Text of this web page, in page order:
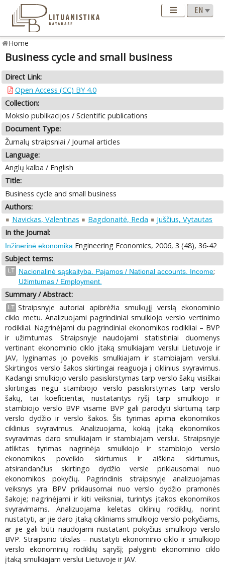
Home
Business cycle and small business
Direct Link:
Open Access (CC) BY 4.0
Collection:
Mokslo publikacijos / Scientific publications
Document Type:
Žurnalų straipsniai / Journal articles
Language:
Anglų kalba / English
Title:
Business cycle and small business
Authors:
Navickas, Valentinas
Bagdonaitė, Reda
Juščius, Vytautas
In the Journal:
Inžinerinė ekonomika Engineering Economics, 2006, 3 (48), 36-42
Subject terms:
LT Nacionalinė sąskaityba. Pajamos / National accounts. Income;
Užimtumas / Employment.
Summary / Abstract:
LT Straipsnyje autoriai apibrėžia smulkųjį verslą ekonominio
ciklo metu. Analizuojami pagrindiniai smulkiojo verslo vertinimo
rodikliai. Nagrinėjami du pagrindiniai ekonomikos rodikliai – BVP
ir užimtumas. Straipsnyje naudojami statistiniai duomenys
vertinant ekonominio ciklo įtaką smulkiajam verslui Lietuvoje ir
JAV, lyginamas jo poveikis smulkiajam ir stambiajam verslui.
Skirtingos verslo šakos skirtingai reaguoja į ciklinius svyravimus.
Kadangi smulkiojo verslo pasiskirstymas tarp verslo šakų visiškai
skirtingas negu stambiojo verslo pasiskirstymas tarp verslo
šakų, tai koeficientai, nustatantys ryšį tarp smulkiojo ir
stambiojo verslo BVP visame BVP gali parodyti skirtumą tarp
verslo dydžio ir verslo šakos. Šis tyrimas apima ekonomikos
ciklinius svyravimus. Analizuojama, kokią įtaką ekonomikos
svyravimas daro smulkiajam ir stambiajam verslui. Straipsnyje
atliktas tyrimas nagrinėja smulkiojo ir stambiojo verslo
ekonomikos poveikio skirtumus ir aiškina skirtumus,
atsirandančius skirtingo dydžio versle priklausomai nuo
ekonomikos pokyčių. Pagrindinis straipsnyje analizuojamas
veiksnys yra BPV priklausomai nuo verslo dydžio pramonės
šakoje; nagrinėjami ir kiti veiksniai, turintys įtakos ekonomikos
svyravimams. Analizuojama keletas ciklinių rodiklių, norint
nustatyti, ar jie daro įtaką cikliniams smulkiojo verslo pokyčiams,
ar jie gali būti naudojami nustatant pokyčius smulkiojo verslo
BVP. Straipsnio tikslas – nustatyti ekonominio ciklo ir smulkiojo
verslo ekonominių rodiklių sąryšį; palyginti ekonominio ciklo
įtaką smulkiajam verslui Lietuvoje ir JAV.